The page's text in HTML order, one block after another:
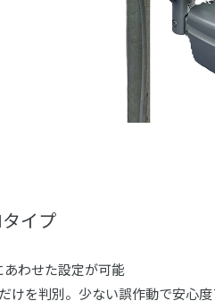
イプ
わせた設定が可能
けを判別。少ない誤作動で安心